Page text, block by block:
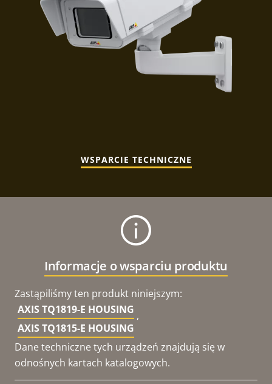
WSPARCIE TECHNICZNE
Informacje o wsparciu produktu
Zastąpiliśmy ten produkt niniejszym:
AXIS TQ1819-E HOUSING ,
AXIS TQ1815-E HOUSING
Dane techniczne tych urządzeń znajdują się w
odnośnych kartach katalogowych.